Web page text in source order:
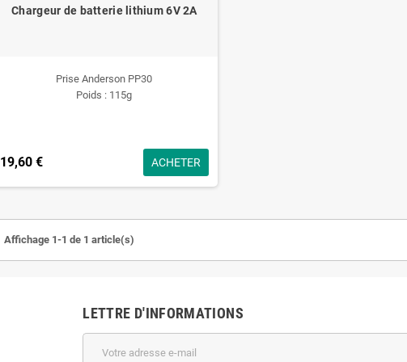
Chargeur de batterie lithium 6V 2A
Prise Anderson PP30
Poids : 115g
19,60 € ACHETER
Affichage 1-1 de 1 article(s)
LETTRE D'INFORMATIONS